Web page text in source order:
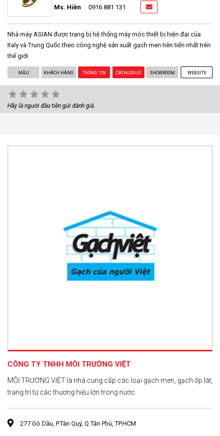
Ms. Hiền 0916 881 131
Nhà máy ASIAN được trang bị hệ thống máy móc thiết bị hiện đại của
Italy và Trung Quốc theo công nghệ sản xuất gạch men tiên tiến nhất trên
thế giới
MẪU KHÁCH HÀNG THÔNG TIN CATALOGUE SHOWROOM WEBSITE
Hãy là người đầu tiên gửi đánh giá.
CÔNG TY TNHH MÔI TRƯỜNG VIỆT
MÔI TRƯỜNG VIỆT là nhà cung cấp các loại gạch men, gạch ốp lát,
trang trí từ các thương hiệu lớn trong nước.
277 Gò Dầu, P.Tân Quý, Q.Tân Phú, TP.HCM